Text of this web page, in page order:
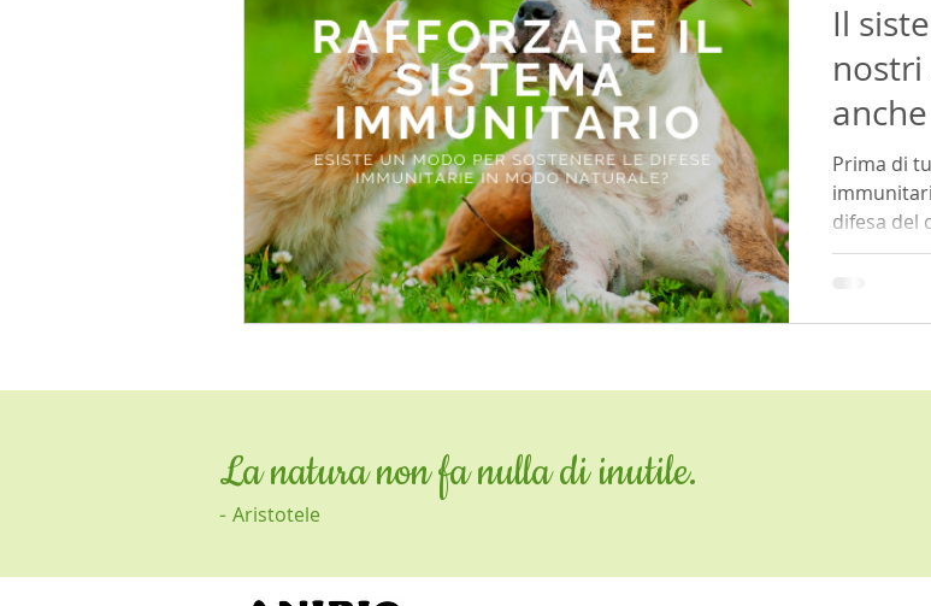
problemi renali cicatrizzante problemi gengivali ortica
omega3 depurativo allergia alimentazione del gatto
cardio-circolatorio immunostimolante snacks cuore
Il
nostri
Prima di
difesa del
La natura non fa nulla di inutile.
- Aristotele